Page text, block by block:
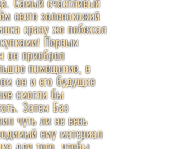
Самый счастливый
свете зеленокожий
сразу же побежал
Первым
он приобрел
помещение, в
он и его будущие
смогли бы
Затем Баз
чуть ли не весь
ему материал